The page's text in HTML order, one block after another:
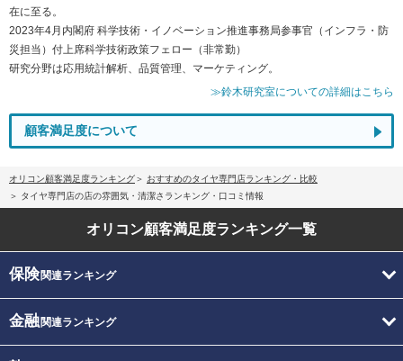
在に至る。
2023年4月内閣府 科学技術・イノベーション推進事務局参事官（インフラ・防
災担当）付上席科学技術政策フェロー（非常勤）
研究分野は応用統計解析、品質管理、マーケティング。
≫鈴木研究室についての詳細はこちら
顧客満足度について
オリコン顧客満足度ランキング
おすすめのタイヤ専門店ランキング・比較
タイヤ専門店の店の雰囲気・清潔さランキング・口コミ情報
オリコン顧客満足度ランキング一覧
保険関連ランキング
金融関連ランキング